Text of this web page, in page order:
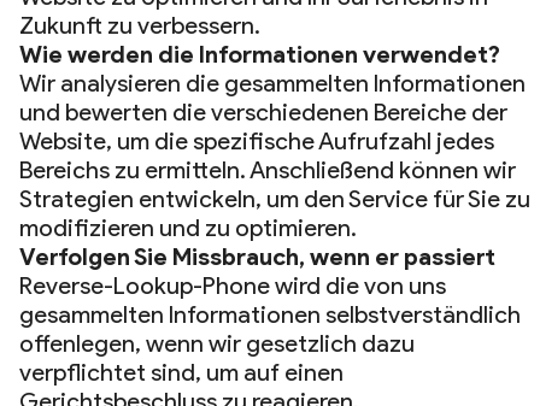
Zukunft zu verbessern.
Wie werden die Informationen verwendet?
Wir analysieren die gesammelten Informationen
und bewerten die verschiedenen Bereiche der
Website, um die spezifische Aufrufzahl jedes
Bereichs zu ermitteln. Anschließend können wir
Strategien entwickeln, um den Service für Sie zu
modifizieren und zu optimieren.
Verfolgen Sie Missbrauch, wenn er passiert
Reverse-Lookup-Phone wird die von uns
gesammelten Informationen selbstverständlich
offenlegen, wenn wir gesetzlich dazu
verpflichtet sind, um auf einen